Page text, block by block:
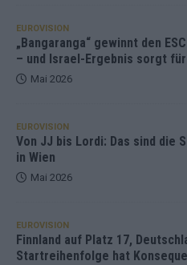
EUROVISION
„Bangaranga“ gewinnt den
– und Israel-Ergebnis sorgt
Mai 2026
EUROVISION
Von JJ bis Lordi: Das sind die
in Wien
Mai 2026
EUROVISION
Finnland auf Platz 17,
Startreihenfolge hat